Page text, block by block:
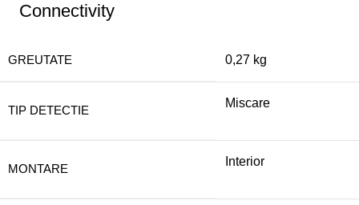
Connectivity
GREUTATE 0,27 kg
TIP DETECTIE
Miscare
MONTARE
Interior